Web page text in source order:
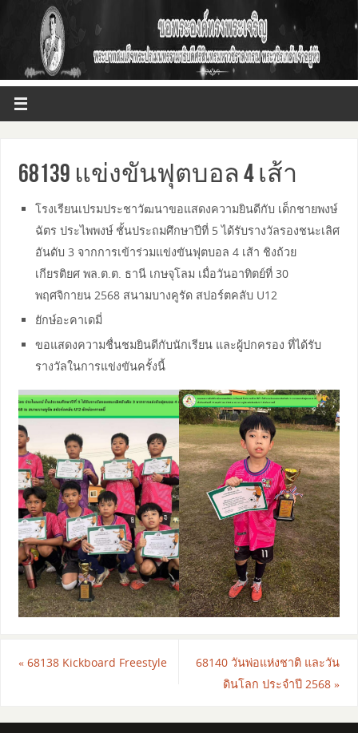
68139 แข่งขันฟุตบอล 4 เส้า
โรงเรียนเปรมประชาวัฒนาขอแสดงความยินดีกับ เด็กชายพงษ์
ฉัตร ประไพพงษ์ ชั้นประถมศึกษาปีที่ 5 ได้รับรางวัลรองชนะเลิศ
อันดับ 3 จากการเข้าร่วมแข่งขันฟุตบอล 4 เส้า ชิงถ้วย
เกียรติยศ พล.ต.ต. ธานี เกษจุโลม เมื่อวันอาทิตย์ที่ 30
พฤศจิกายน 2568 สนามบางคูรัด สปอร์ตคลับ U12
ยักษ์อะคาเดมี่
ขอแสดงความชื่นชมยินดีกับนักเรียน และผู้ปกครอง ที่ได้รับ
รางวัลในการแข่งขันครั้งนี้
«68138 Kickboard Freestyle
68140 วันพ่อแห่งชาติ และวัน
ดินโลก ประจำปี 2568»